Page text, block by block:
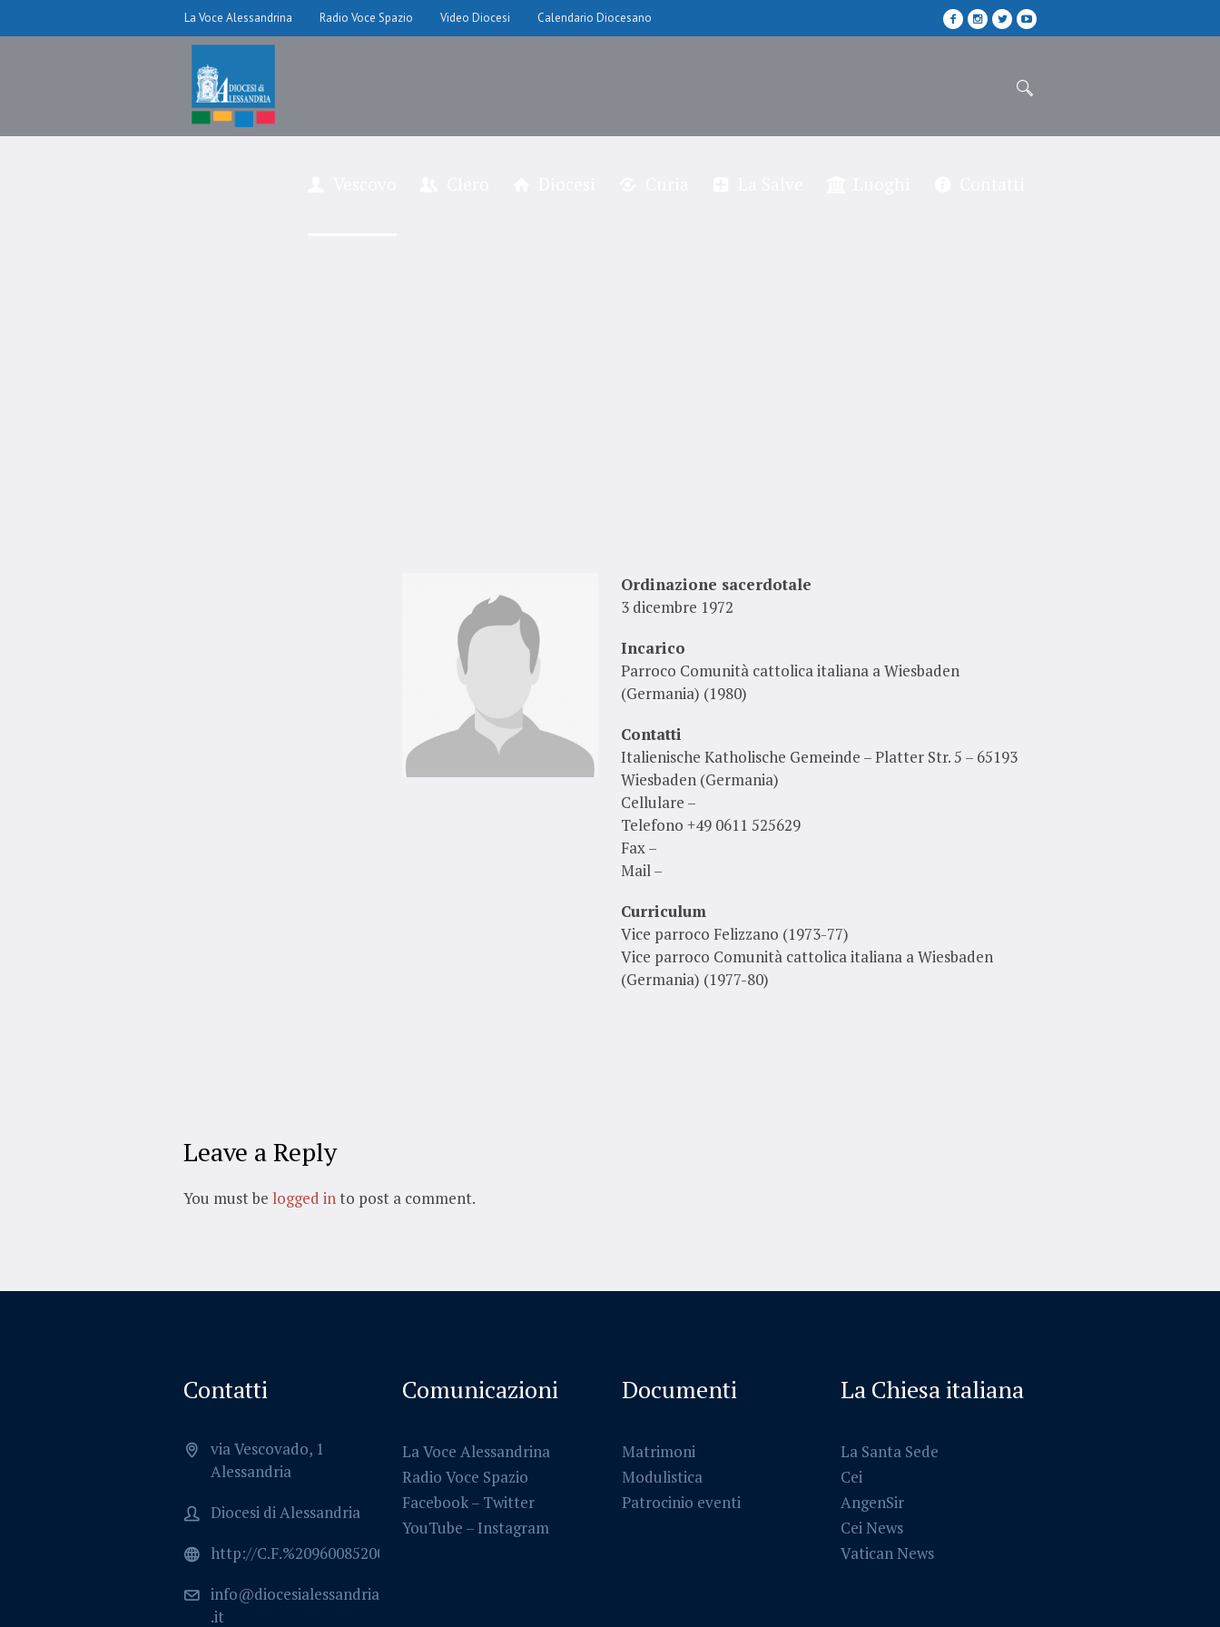
La Voce Alessandrina Radio Voce Spazio Video Diocesi Calendario Diocesano
Ordinazione sacerdotale
3 dicembre 1972
Incarico
Parroco Comunità cattolica italiana a Wiesbaden
(Germania) (1980)
Contatti
Italienische Katholische Gemeinde – Platter Str. 5 – 65193
Wiesbaden (Germania)
Cellulare –
Telefono +49 0611 525629
Fax –
Mail –
Curriculum
Vice parroco Felizzano (1973-77)
Vice parroco Comunità cattolica italiana a Wiesbaden
(Germania) (1977-80)
Leave a Reply
You must be logged into post a comment.
Contatti
via Vescovado, 1
Alessandria
Diocesi di Alessandria
http://C.F.%2096008520064
info@diocesialessandria
.it
Comunicazioni
La Voce Alessandrina
Radio Voce Spazio
Facebook– Twitter
YouTube – Instagram
Documenti
Matrimoni
Modulistica
Patrocinio eventi
La Chiesa italiana
La Santa Sede
Cei
AngenSir
Cei News
Vatican News